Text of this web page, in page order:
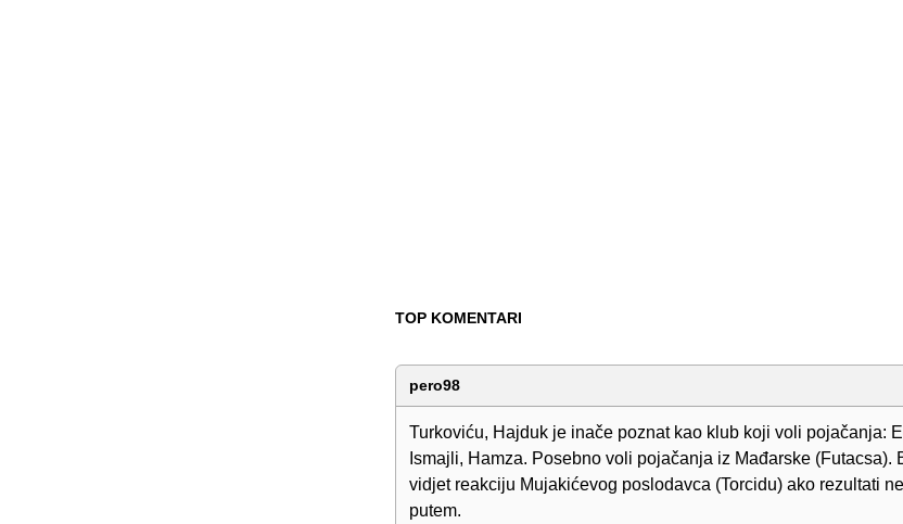
TOP KOMENTARI
pero98
Turkoviću, Hajduk je inače poznat kao klub koji voli pojačanja:
Ismajli, Hamza. Posebno voli pojačanja iz Mađarske (Futacsa).
vidjet reakciju Mujakićevog poslodavca (Torcidu) ako rezultati
putem.